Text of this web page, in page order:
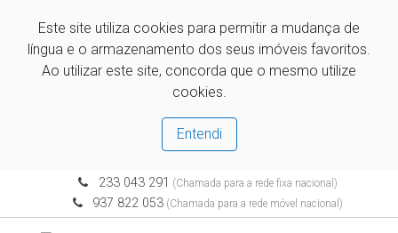
Este site utiliza cookies para permitir a mudança de
língua e o armazenamento dos seus imóveis favoritos.
Ao utilizar este site, concorda que o mesmo utilize
cookies.
Entendi
233 043 291 (Chamada para a rede fixa nacional)
937 822 053 (Chamada para a rede móvel nacional)